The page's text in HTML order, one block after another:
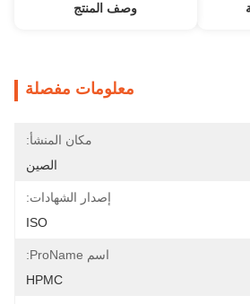
وصف المنتج
معلومات مفصلة
مكان المنشأ:
الصين
إصدار الشهادات:
ISO
اسم ProName:
HPMC